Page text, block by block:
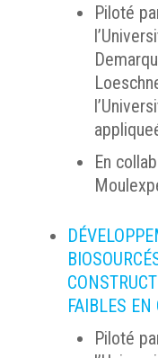
Piloté
En
FAIBLES EN
Piloté